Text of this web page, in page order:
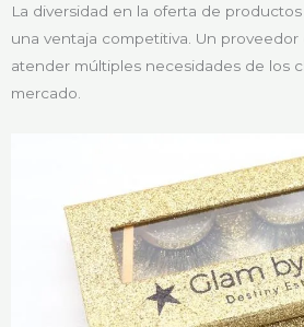
La diversidad en la oferta de
una ventaja competitiva. Un
atender múltiples necesidades de los
mercado.